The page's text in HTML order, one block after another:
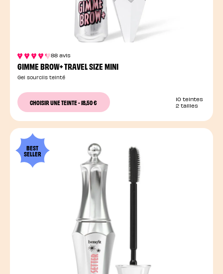
88 avis
GIMME BROW+ TRAVEL SIZE MINI
Gel sourcils teinté
CHOISIR UNE TEINTE-18,50 €
10 teintes
2 tailles
BEST
SELLER